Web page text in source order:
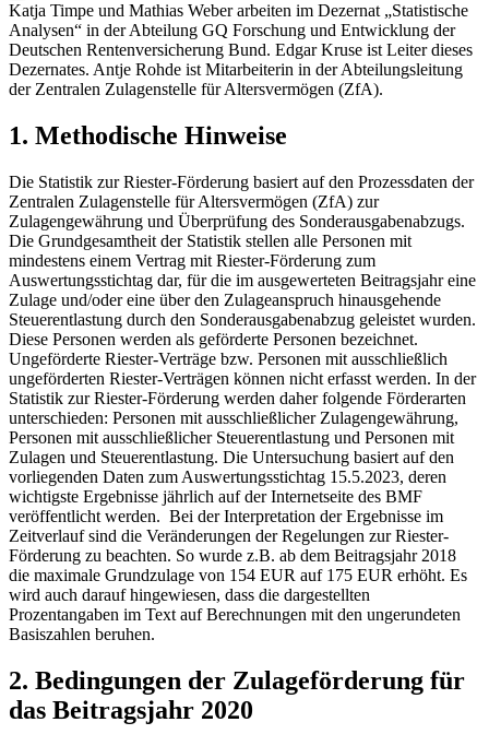
Katja Timpe und Mathias Weber arbeiten im Dezernat „Statistische
Analysen“ in der Abteilung GQ Forschung und Entwicklung der
Deutschen Rentenversicherung Bund. Edgar Kruse ist Leiter dieses
Dezernates. Antje Rohde ist Mitarbeiterin in der Abteilungsleitung
der Zentralen Zulagenstelle für Altersvermögen (ZfA).
1. Methodische Hinweise
Die Statistik zur Riester-Förderung basiert auf den Prozessdaten der
Zentralen Zulagenstelle für Altersvermögen (ZfA) zur
Zulagengewährung und Überprüfung des Sonderausgabenabzugs.
Die Grundgesamtheit der Statistik stellen alle Personen mit
mindestens einem Vertrag mit Riester-Förderung zum
Auswertungsstichtag dar, für die im ausgewerteten Beitragsjahr eine
Zulage und/oder eine über den Zulageanspruch hinausgehende
Steuerentlastung durch den Sonderausgabenabzug geleistet wurden.
Diese Personen werden als geförderte Personen bezeichnet.
Ungeförderte Riester-Verträge bzw. Personen mit ausschließlich
ungeförderten Riester-Verträgen können nicht erfasst werden. In der
Statistik zur Riester-Förderung werden daher folgende Förderarten
unterschieden: Personen mit ausschließlicher Zulagengewährung,
Personen mit ausschließlicher Steuerentlastung und Personen mit
Zulagen und Steuerentlastung. Die Untersuchung basiert auf den
vorliegenden Daten zum Auswertungsstichtag 15.5.2023, deren
wichtigste Ergebnisse jährlich auf der Internetseite des BMF
veröffentlicht werden. Bei der Interpretation der Ergebnisse im
Zeitverlauf sind die Veränderungen der Regelungen zur Riester-
Förderung zu beachten. So wurde z.B. ab dem Beitragsjahr 2018
die maximale Grundzulage von 154 EUR auf 175 EUR erhöht. Es
wird auch darauf hingewiesen, dass die dargestellten
Prozentangaben im Text auf Berechnungen mit den ungerundeten
Basiszahlen beruhen.
2. Bedingungen der Zulageförderung für
das Beitragsjahr 2020